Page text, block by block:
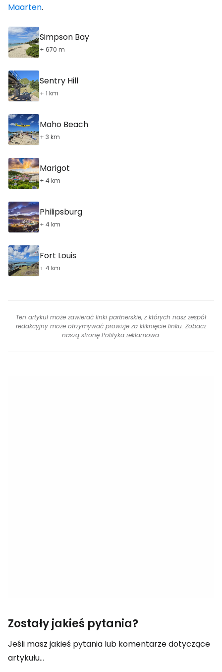
Maarten.
Simpson Bay
+ 670 m
Sentry Hill
+ 1 km
Maho Beach
+ 3 km
Marigot
+ 4 km
Philipsburg
+ 4 km
Fort Louis
+ 4 km
Ten artykuł może zawierać linki partnerskie, z których nasz zespół
redakcyjny może otrzymywać prowizje za kliknięcie linku. Zobacz
naszą stronę Polityka reklamowa.
Zostały jakieś pytania?
Jeśli masz jakieś pytania lub komentarze dotyczące
artykułu...